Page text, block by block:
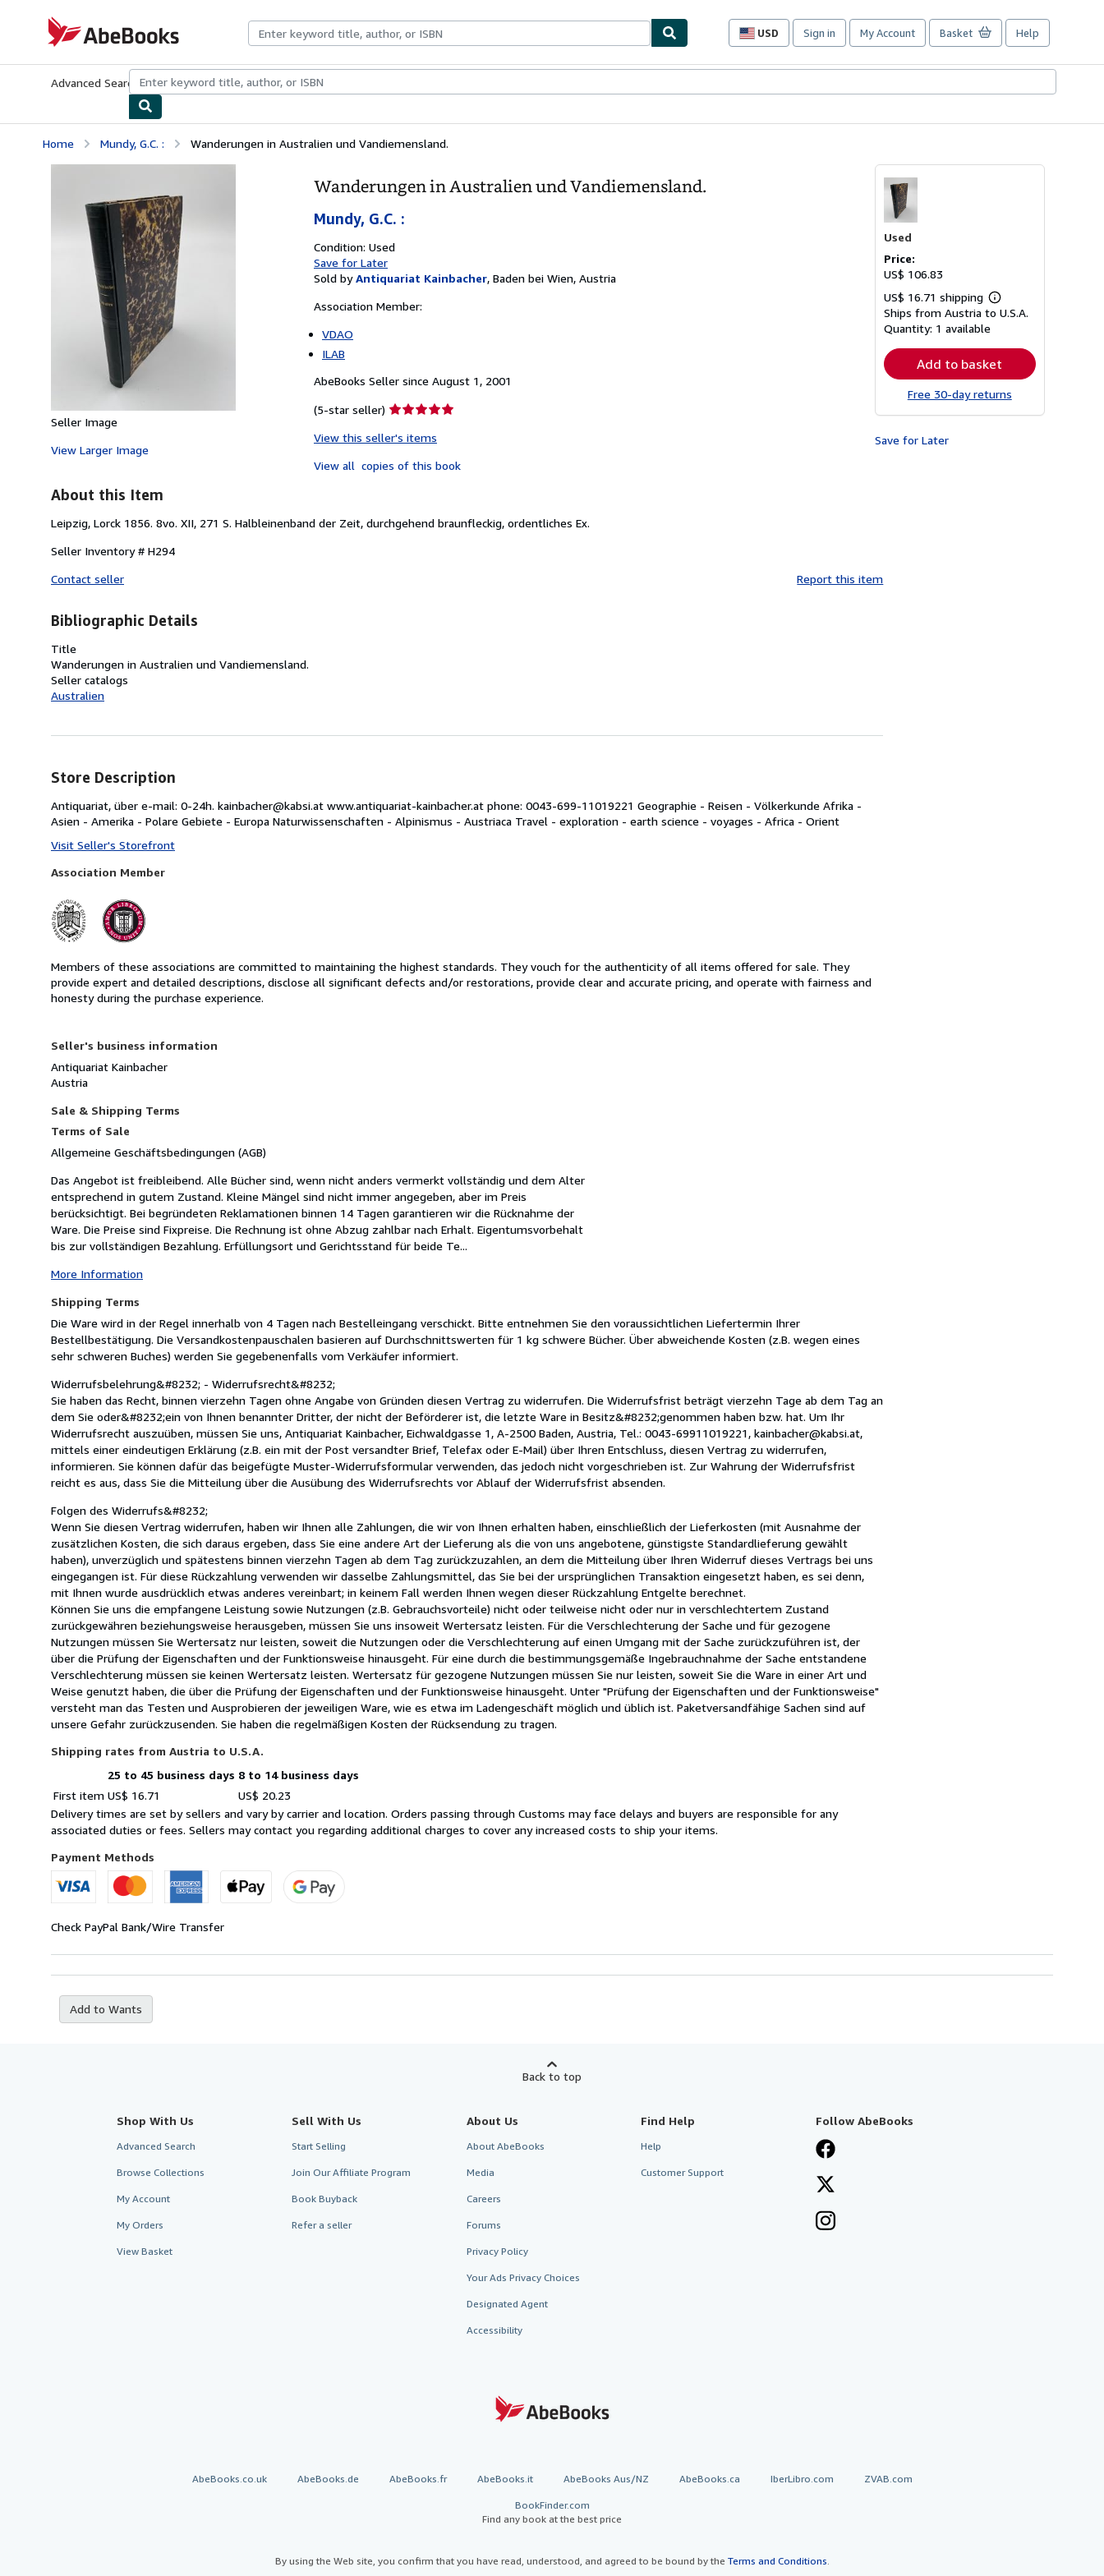
AbeBooks.com
USD
Site
preferences
Sign in My Account Basket Help
Advanced Search Browse CollectionsRare BooksArt & Collectibles
Home Mundy, G.C. : Wanderungen in Australien und Vandiemensland.
Seller Image
View Larger Image
Wanderungen in Australien und Vandiemensland.
Mundy, G.C. :
Condition: Used
Save for Later
Sold by Antiquariat Kainbacher, Baden bei Wien, Austria
Association Member:
VDAO
ILAB
AbeBooks Seller since August 1, 2001
(5-star seller) Seller
5
of
View this seller's items
View all copies of this book
Used
Price:
US$ 106.83
US$ 16.71 shipping
Learn
more
rates
Ships from Austria to U.S.A.
Quantity: 1 available
Add to basket
Free 30-day returns
Save for Later
About this Item
Leipzig, Lorck 1856. 8vo. XII, 271 S. Halbleinenband der Zeit, durchgehend braunfleckig, ordentliches Ex.
Seller Inventory # H294
Contact seller
Report this item
Bibliographic Details
Title
Wanderungen in Australien und Vandiemensland.
Seller catalogs
Australien
Store Description
Antiquariat, über e-mail: 0-24h. kainbacher@kabsi.at www.antiquariat-kainbacher.at phone: 0043-699-11019221 Geographie - Reisen - Völkerkunde Afrika -
Asien - Amerika - Polare Gebiete - Europa Naturwissenschaften - Alpinismus - Austriaca Travel - exploration - earth science - voyages - Africa - Orient
Visit Seller's Storefront
Association Member
Members of these associations are committed to maintaining the highest standards. They vouch for the authenticity of all items offered for sale. They
provide expert and detailed descriptions, disclose all significant defects and/or restorations, provide clear and accurate pricing, and operate with fairness and
honesty during the purchase experience.
Seller's business information
Antiquariat Kainbacher
Austria
Sale & Shipping Terms
Terms of Sale
Allgemeine Geschäftsbedingungen (AGB)
Das Angebot ist freibleibend. Alle Bücher sind, wenn nicht anders vermerkt vollständig und dem Alter
entsprechend in gutem Zustand. Kleine Mängel sind nicht immer angegeben, aber im Preis
berücksichtigt. Bei begründeten Reklamationen binnen 14 Tagen garantieren wir die Rücknahme der
Ware. Die Preise sind Fixpreise. Die Rechnung ist ohne Abzug zahlbar nach Erhalt. Eigentumsvorbehalt
bis zur vollständigen Bezahlung. Erfüllungsort und Gerichtsstand für beide Te...
More Information
Shipping Terms
Die Ware wird in der Regel innerhalb von 4 Tagen nach Bestelleingang verschickt. Bitte entnehmen Sie den voraussichtlichen Liefertermin Ihrer
Bestellbestätigung. Die Versandkostenpauschalen basieren auf Durchschnittswerten für 1 kg schwere Bücher. Über abweichende Kosten (z.B. wegen eines
sehr schweren Buches) werden Sie gegebenenfalls vom Verkäufer informiert.
Widerrufsbelehrung&#8232; - Widerrufsrecht&#8232;
Sie haben das Recht, binnen vierzehn Tagen ohne Angabe von Gründen diesen Vertrag zu widerrufen. Die Widerrufsfrist beträgt vierzehn Tage ab dem Tag an
dem Sie oder&#8232;ein von Ihnen benannter Dritter, der nicht der Beförderer ist, die letzte Ware in Besitz&#8232;genommen haben bzw. hat. Um Ihr
Widerrufsrecht auszuüben, müssen Sie uns, Antiquariat Kainbacher, Eichwaldgasse 1, A-2500 Baden, Austria, Tel.: 0043-69911019221, kainbacher@kabsi.at,
mittels einer eindeutigen Erklärung (z.B. ein mit der Post versandter Brief, Telefax oder E-Mail) über Ihren Entschluss, diesen Vertrag zu widerrufen,
informieren. Sie können dafür das beigefügte Muster-Widerrufsformular verwenden, das jedoch nicht vorgeschrieben ist. Zur Wahrung der Widerrufsfrist
reicht es aus, dass Sie die Mitteilung über die Ausübung des Widerrufsrechts vor Ablauf der Widerrufsfrist absenden.
Folgen des Widerrufs&#8232;
Wenn Sie diesen Vertrag widerrufen, haben wir Ihnen alle Zahlungen, die wir von Ihnen erhalten haben, einschließlich der Lieferkosten (mit Ausnahme der
zusätzlichen Kosten, die sich daraus ergeben, dass Sie eine andere Art der Lieferung als die von uns angebotene, günstigste Standardlieferung gewählt
haben), unverzüglich und spätestens binnen vierzehn Tagen ab dem Tag zurückzuzahlen, an dem die Mitteilung über Ihren Widerruf dieses Vertrags bei uns
eingegangen ist. Für diese Rückzahlung verwenden wir dasselbe Zahlungsmittel, das Sie bei der ursprünglichen Transaktion eingesetzt haben, es sei denn,
mit Ihnen wurde ausdrücklich etwas anderes vereinbart; in keinem Fall werden Ihnen wegen dieser Rückzahlung Entgelte berechnet.
Können Sie uns die empfangene Leistung sowie Nutzungen (z.B. Gebrauchsvorteile) nicht oder teilweise nicht oder nur in verschlechtertem Zustand
zurückgewähren beziehungsweise herausgeben, müssen Sie uns insoweit Wertersatz leisten. Für die Verschlechterung der Sache und für gezogene
Nutzungen müssen Sie Wertersatz nur leisten, soweit die Nutzungen oder die Verschlechterung auf einen Umgang mit der Sache zurückzuführen ist, der
über die Prüfung der Eigenschaften und der Funktionsweise hinausgeht. Für eine durch die bestimmungsgemäße Ingebrauchnahme der Sache entstandene
Verschlechterung müssen sie keinen Wertersatz leisten. Wertersatz für gezogene Nutzungen müssen Sie nur leisten, soweit Sie die Ware in einer Art und
Weise genutzt haben, die über die Prüfung der Eigenschaften und der Funktionsweise hinausgeht. Unter "Prüfung der Eigenschaften und der Funktionsweise"
versteht man das Testen und Ausprobieren der jeweiligen Ware, wie es etwa im Ladengeschäft möglich und üblich ist. Paketversandfähige Sachen sind auf
unsere Gefahr zurückzusenden. Sie haben die regelmäßigen Kosten der Rücksendung zu tragen.
Shipping rates from Austria to U.S.A.
Shipping
rates
Austria
to
quantity
25 to 45 business days 8 to 14 business days
First item US$ 16.71
US$ 20.23
Delivery times are set by sellers and vary by carrier and location. Orders passing through Customs may face delays and buyers are responsible for any
associated duties or fees. Sellers may contact you regarding additional charges to cover any increased costs to ship your items.
Payment Methods
Check PayPal Bank/Wire Transfer
Add to Wants
Back to top
Shop With Us
Advanced Search
Browse Collections
My Account
My Orders
View Basket
Sell With Us
Start Selling
Join Our Affiliate Program
Book Buyback
Refer a seller
About Us
About AbeBooks
Media
Careers
Forums
Privacy Policy
Your Ads Privacy Choices
Designated Agent
Accessibility
Find Help
Help
Customer Support
Follow AbeBooks
AbeBooks.co.uk AbeBooks.de AbeBooks.fr AbeBooks.it AbeBooks Aus/NZ AbeBooks.ca IberLibro.com ZVAB.com
BookFinder.com
Find any book at the best price
By using the Web site, you confirm that you have read, understood, and agreed to be bound by the Terms and Conditions